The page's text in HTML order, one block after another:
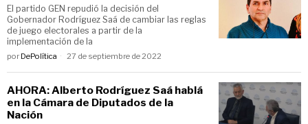
El partido GEN repudió la decisión del
Gobernador Rodríguez Saá de cambiar las reglas
de juego electorales a partir de la
implementación de la
por DePolítica 27 de septiembre de 2022
AHORA: Alberto Rodríguez Saá hablá
en la Cámara de Diputados de la
Nación